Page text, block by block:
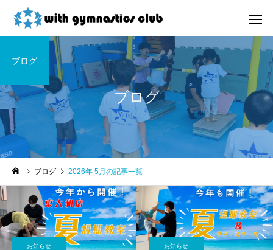
お知らせ
令和8年度未就園児クラス
新規会員様募集中！
未分類
ウィズ体操クラブ技紹
４段、６段閉脚跳び～
ブログ
ブログ
ブログ 2026年 5月の記事一覧
お知らせ お知らせ